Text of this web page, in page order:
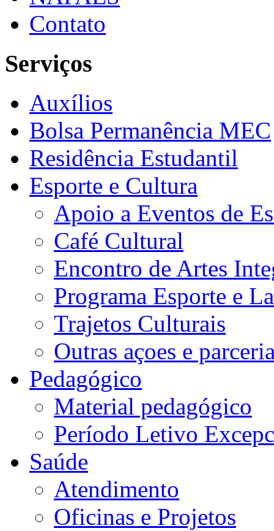
Contato
Serviços
Auxílios
Bolsa Permanência MEC
Residência Estudantil
Esporte e Cultura
Apoio a Eventos de
Café Cultural
Encontro de Artes
Programa Esporte e
Trajetos Culturais
Outras açoes e
Pedagógico
Material pedagógico
Período Letivo
Saúde
Atendimento
Oficinas e Projetos